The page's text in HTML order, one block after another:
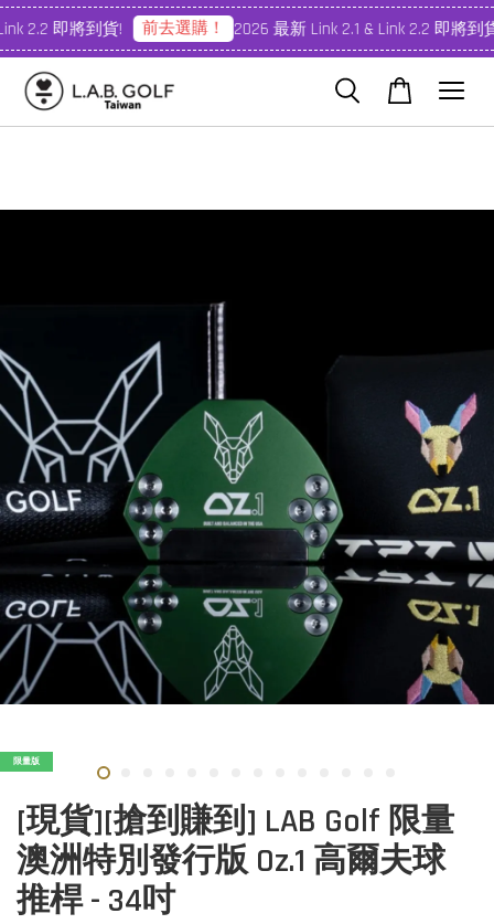
2.2 即將到貨! 前去選購！ 2026 最新 Link 2.1 & Link 2.2 即將到貨!
限量版
[現貨][搶到賺到] LAB Golf 限量
澳洲特別發行版 Oz.1 高爾夫球
推桿 - 34吋